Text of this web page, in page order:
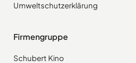
Umweltschutzerklärung
Firmengruppe
Schubert Kino